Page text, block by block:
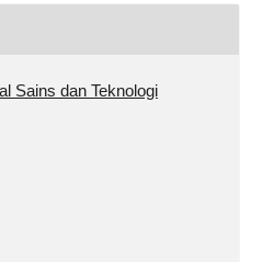
Sains dan Teknologi